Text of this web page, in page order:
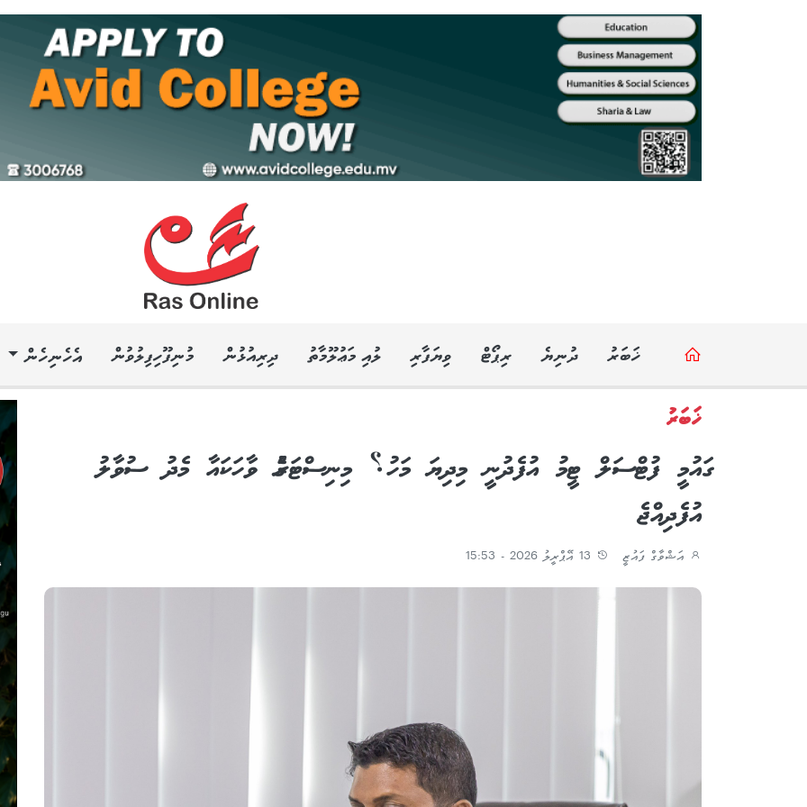
ޚަބަރު ދުނިޔެ ރިޕޯޓް ވިޔަފާރި ލުއި މަޢުލޫމާތު ދިރިއުޅުން މުނިފޫހިފިލުވުން އެހެނިހެން
ޚަބަރު
ގައުމީ ފުޓްސަލް ޓީމު އުފެދުނީ މިދިޔަ މަހު؟ މިނިސްޓަރުގެ ވާހަކައާ މެދު ސުވާލު
އުފެދިއްޖެ
އަޝްވާގް ފައުޒީ